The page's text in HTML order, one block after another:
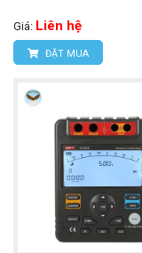
Giá: Liên hệ
ĐẶT MUA